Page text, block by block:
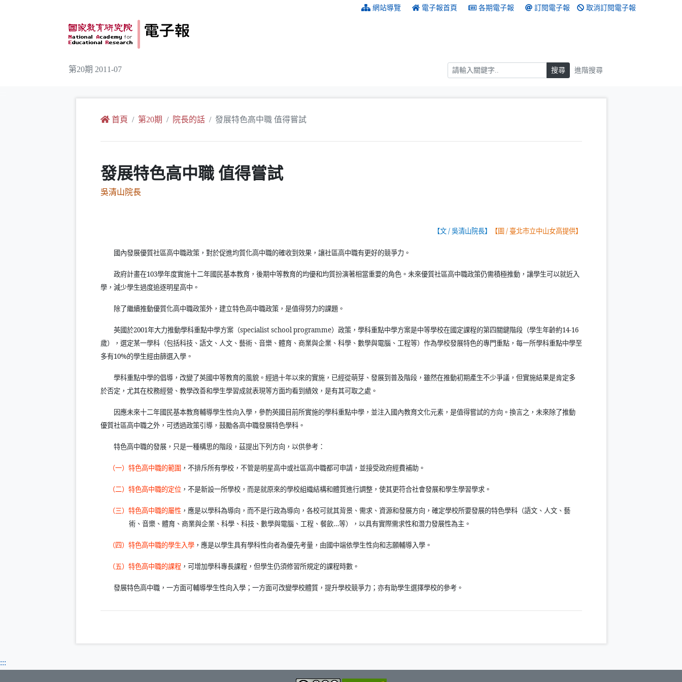
網站導覽 電子報首頁 各期電子報 訂閱電子報 取消訂閱電子報
第20期 2011-07 搜尋 搜尋 進階搜尋
首頁 第20期 院長的話 發展特色高中職 值得嘗試
發展特色高中職 值得嘗試
吳清山院長
【文/吳清山院長】 【圖/臺北市立中山女高提供】
國內發展優質社區高中職政策，對於促進均質化高中職的確收到效果，讓社區高中職有更好的競爭力。
政府計畫在103學年度實施十二年國民基本教育，後期中等教育的均優和均質扮演著相當重要的角色。未來優質社區高中職政策仍需積極推動，讓學生可以就近入
學，減少學生過度追逐明星高中。
除了繼續推動優質化高中職政策外，建立特色高中職政策，是值得努力的課題。
英國於2001年大力推動學科重點中學方案（specialist school programme）政策，學科重點中學方案是中等學校在國定課程的第四關鍵階段（學生年齡約14-16
歲），選定某一學科（包括科技、語文、人文、藝術、音樂、體育、商業與企業、科學、數學與電腦、工程等）作為學校發展特色的專門重點，每一所學科重點中學至
多有10%的學生經由篩選入學。
學科重點中學的倡導，改變了英國中等教育的風貌。經過十年以來的實施，已經從萌芽、發展到普及階段，雖然在推動初期產生不少爭議，但實施結果是肯定多
於否定，尤其在校務經營、教學改善和學生學習成就表現等方面均看到績效，是有其可取之處。
因應未來十二年國民基本教育輔導學生性向入學，參酌英國目前所實施的學科重點中學，並注入國內教育文化元素，是值得嘗試的方向。換言之，未來除了推動
優質社區高中職之外，可透過政策引導，鼓勵各高中職發展特色學科。
特色高中職的發展，只是一種構思的階段，茲提出下列方向，以供參考：
（一）特色高中職的範圍，不排斥所有學校，不管是明星高中或社區高中職都可申請，並接受政府經費補助。
（二）特色高中職的定位，不是新設一所學校，而是就原來的學校組織結構和體質進行調整，使其更符合社會發展和學生學習學求。
（三）特色高中職的屬性，應是以學科為導向，而不是行政為導向，各校可就其背景、需求、資源和發展方向，確定學校所要發展的特色學科（語文、人文、藝
術、音樂、體育、商業與企業、科學、科技、數學與電腦、工程、餐飲…等），以具有實際需求性和潛力發展性為主。
（四）特色高中職的學生入學，應是以學生具有學科性向者為優先考量，由國中端依學生性向和志願輔導入學。
（五）特色高中職的課程，可增加學科專長課程，但學生仍須修習所規定的課程時數。
發展特色高中職，一方面可輔導學生性向入學；一方面可改變學校體質，提升學校競爭力；亦有助學生選擇學校的參考。
:::